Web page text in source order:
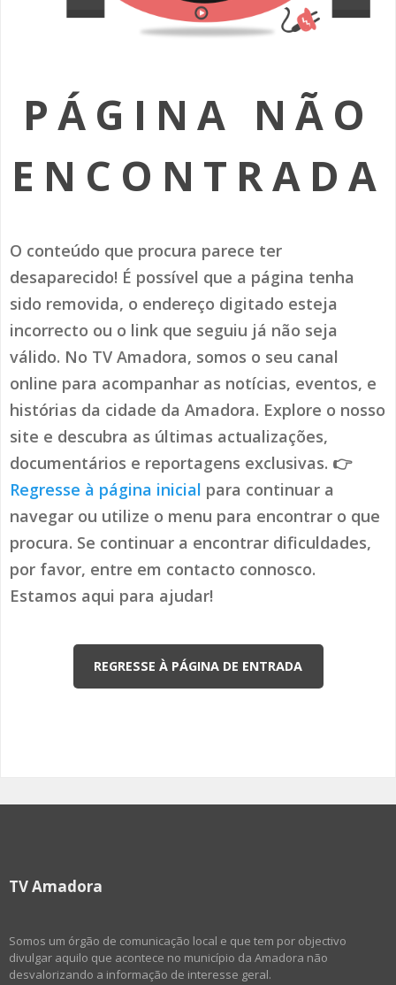
SOMOS TODOS EUROPEUS
AMADORA LIGA À RESILIÊNCIA
(RE) PENSAMENTOS
HISTÓRIAS DE ABRIL
PÁGINA NÃO
ENCONTRADA
O conteúdo que procura parece ter
desaparecido! É possível que a página tenha
sido removida, o endereço digitado esteja
incorrecto ou o link que seguiu já não seja
válido. No TV Amadora, somos o seu canal
online para acompanhar as notícias, eventos, e
histórias da cidade da Amadora. Explore o nosso
site e descubra as últimas actualizações,
documentários e reportagens exclusivas. 👉
Regresse à página inicial para continuar a
navegar ou utilize o menu para encontrar o que
procura. Se continuar a encontrar dificuldades,
por favor, entre em contacto connosco.
Estamos aqui para ajudar!
REGRESSE À PÁGINA DE ENTRADA
TV Amadora
Somos um órgão de comunicação local e que tem por objectivo
divulgar aquilo que acontece no município da Amadora não
desvalorizando a informação de interesse geral.